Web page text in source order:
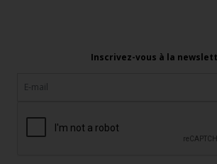
Inscrivez-vous à la